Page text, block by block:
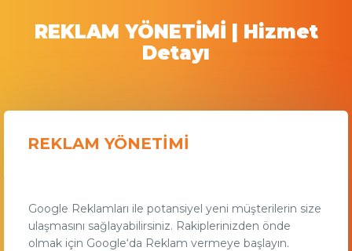
REKLAM YÖNETİMİ | Hizmet
Detayı
REKLAM YÖNETİMİ
Google Reklamları ile potansiyel yeni müşterilerin size
ulaşmasını sağlayabilirsiniz. Rakiplerinizden önde
olmak için Google‘da Reklam vermeye başlayın.